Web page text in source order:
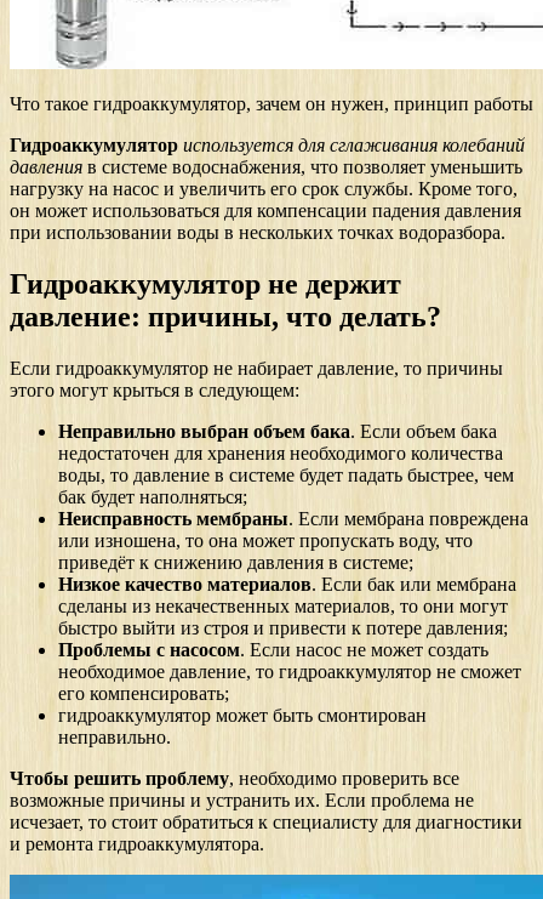
Что такое гидроаккумулятор, зачем он нужен, принцип работы
Гидроаккумулятор используется для сглаживания колебаний
давления в системе водоснабжения, что позволяет уменьшить
нагрузку на насос и увеличить его срок службы. Кроме того,
он может использоваться для компенсации падения давления
при использовании воды в нескольких точках водоразбора.
Гидроаккумулятор не держит
давление: причины, что делать?
Если гидроаккумулятор не набирает давление, то причины
этого могут крыться в следующем:
Неправильно выбран объем бака. Если объем бака
недостаточен для хранения необходимого количества
воды, то давление в системе будет падать быстрее, чем
бак будет наполняться;
Неисправность мембраны. Если мембрана повреждена
или изношена, то она может пропускать воду, что
приведёт к снижению давления в системе;
Низкое качество материалов. Если бак или мембрана
сделаны из некачественных материалов, то они могут
быстро выйти из строя и привести к потере давления;
Проблемы с насосом. Если насос не может создать
необходимое давление, то гидроаккумулятор не сможет
его компенсировать;
гидроаккумулятор может быть смонтирован
неправильно.
Чтобы решить проблему, необходимо проверить все
возможные причины и устранить их. Если проблема не
исчезает, то стоит обратиться к специалисту для диагностики
и ремонта гидроаккумулятора.